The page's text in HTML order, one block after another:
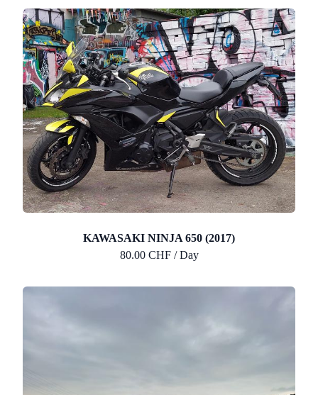
KAWASAKI NINJA 650 (2017)
80.00 CHF / Day